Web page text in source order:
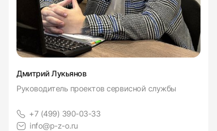
Дмитрий Лукьянов
Руководитель проектов сервисной службы
+7 (499) 390-03-33
info@p-z-o.ru